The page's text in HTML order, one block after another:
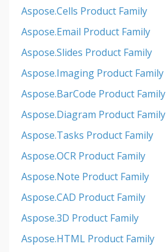
Aspose.Cells Product Family
Aspose.Email Product Family
Aspose.Slides Product Family
Aspose.Imaging Product Family
Aspose.BarCode Product Family
Aspose.Diagram Product Family
Aspose.Tasks Product Family
Aspose.OCR Product Family
Aspose.Note Product Family
Aspose.CAD Product Family
Aspose.3D Product Family
Aspose.HTML Product Family